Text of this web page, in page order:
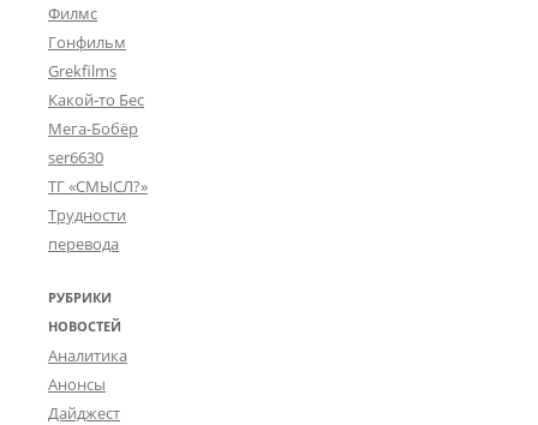
Филмс
Гонфильм
Grekfilms
Какой-то Бес
Мега-Бобёр
ser6630
ТГ «СМЫСЛ?»
Трудности
перевода
РУБРИКИ
НОВОСТЕЙ
Аналитика
Анонсы
Дайджест